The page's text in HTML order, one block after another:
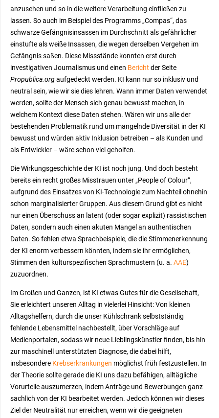
anzusehen und so in die weitere Verarbeitung einfließen zu
lassen. So auch im Beispiel des Programms „Compas“, das
schwarze Gefängnisinsassen im Durchschnitt als gefährlicher
einstufte als weiße Insassen, die wegen derselben Vergehen im
Gefängnis saßen. Diese Missstände konnten erst durch
investigativen Journalismus und einen Bericht der Seite
Propublica.orgaufgedeckt werden. KI kann nur so inklusiv und
neutral sein, wie wir sie dies lehren. Wann immer Daten verwendet
werden, sollte der Mensch sich genau bewusst machen, in
welchem Kontext diese Daten stehen. Wären wir uns alle der
bestehenden Problematik rund um mangelnde Diversität in der KI
bewusst und würden aktiv Inklusion betreiben – als Kunden und
als Entwickler – wäre schon viel geholfen.
Die Wirkungsgeschichte der KI ist noch jung. Und doch besteht
bereits ein recht großes Misstrauen unter „People of Colour“,
aufgrund des Einsatzes von KI-Technologie zum Nachteil ohnehin
schon marginalisierter Gruppen. Aus diesem Grund gibt es nicht
nur einen Überschuss an latent (oder sogar explizit) rassistischen
Daten, sondern auch einen akuten Mangel an authentischen
Daten. So fehlen etwa Sprachbeispiele, die die Stimmenerkennung
der KI enorm verbessern könnten, indem sie ihr ermöglichen,
Stimmen den kulturspezifischen Sprachmustern (u. a. AAE)
zuzuordnen.
Im Großen und Ganzen, ist KI etwas Gutes für die Gesellschaft,
Sie erleichtert unseren Alltag in vielerlei Hinsicht: Von kleinen
Alltagshelfern, durch die unser Kühlschrank selbstständig
fehlende Lebensmittel nachbestellt, über Vorschläge auf
Medienportalen, sodass wir neue Lieblingskünstler finden, bis hin
zur maschinell unterstützten Diagnose, die dabei hilft,
insbesondere Krebserkrankungen möglichst früh festzustellen. In
der Theorie sollte gerade die KI uns dazu befähigen, alltägliche
Vorurteile auszumerzen, indem Anträge und Bewerbungen ganz
sachlich von der KI bearbeitet werden. Jedoch können wir dieses
Ziel der Neutralität nur erreichen, wenn wir die geeigneten